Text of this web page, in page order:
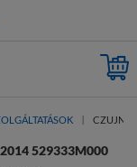
CZUJNIK
529333M000